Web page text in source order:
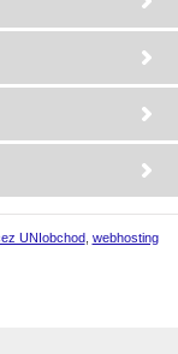
UNIobchod, webhosting